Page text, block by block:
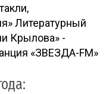
Литературный
Крылова» -
«ЗВЕЗДА-FM»